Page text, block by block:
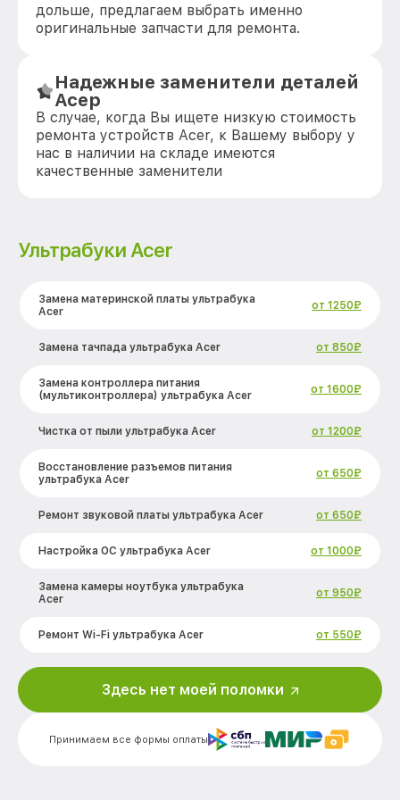
дольше, предлагаем выбрать именно
оригинальные запчасти для ремонта.
Надежные заменители деталей
Асер
В случае, когда Вы ищете низкую стоимость
ремонта устройств Acer, к Вашему выбору у
нас в наличии на складе имеются
качественные заменители
Ультрабуки Acer
Замена материнской платы ультрабука
Acer
от 1250₽
Замена тачпада ультрабука Acer от 850₽
Замена контроллера питания
(мультиконтроллера) ультрабука Acer
от 1600₽
Чистка от пыли ультрабука Acer от 1200₽
Восстановление разъемов питания
ультрабука Acer
от 650₽
Ремонт звуковой платы ультрабука Acer от 650₽
Настройка ОС ультрабука Acer от 1000₽
Замена камеры ноутбука ультрабука
Acer
от 950₽
Ремонт Wi-Fi ультрабука Acer от 550₽
Ремонт южного моста ультрабука Acer от 1900₽
Замена видеоадаптера (видеокарты)
от 350₽
Принимаем все формы оплаты
Здесь нет моей поломки